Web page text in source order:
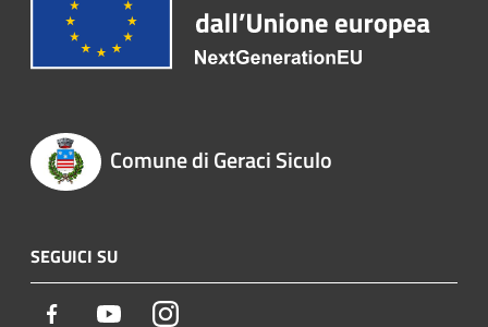
Comune di Geraci Siculo
SEGUICI SU
Facebook YoutubeInstagram